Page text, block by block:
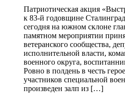
Патриотическая акция
к 83-й годовщине
сегодня на южном склоне
памятном мероприятии
ветеранского сообщества,
исполнительной власти,
военного округа,
Ровно в полдень в честь
участников специальной
произведен залп из […]